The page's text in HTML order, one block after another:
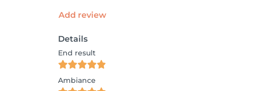
Add review
Details
End result
Ambiance